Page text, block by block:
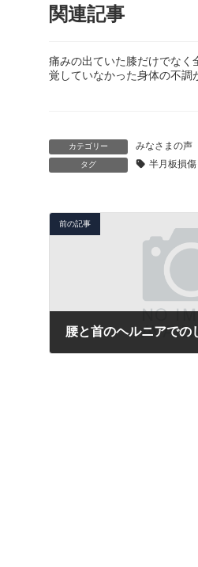
関連記事
痛みの出ていた膝だけでなく
覚していなかった身体の不調
カテゴリー みなさまの声
タグ 半月板損傷
前の記事